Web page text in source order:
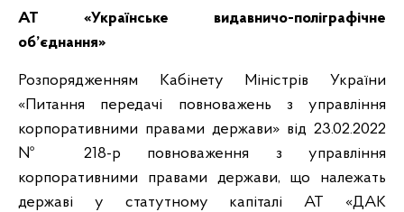
АТ «Українське видавничо-поліграфічне
об’єднання»
Розпорядженням Кабінету Міністрів України
«Питання передачі повноважень з управління
корпоративними правами держави» від 23.02.2022
№ 218-р повноваження з управління
корпоративними правами держави, що належать
державі у статутному капіталі АТ «ДАК